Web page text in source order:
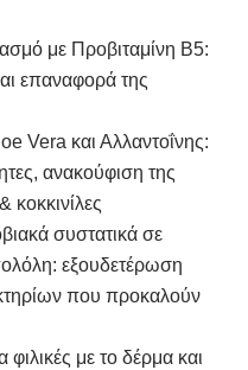
με Προβιταμίνη Β5:
επαναφορά της
Vera και Αλλαντοΐνης:
ανακούφιση της
κοκκινίλες
συστατικά σε
εξουδετέρωση
που προκαλούν
φιλικές με το δέρμα και